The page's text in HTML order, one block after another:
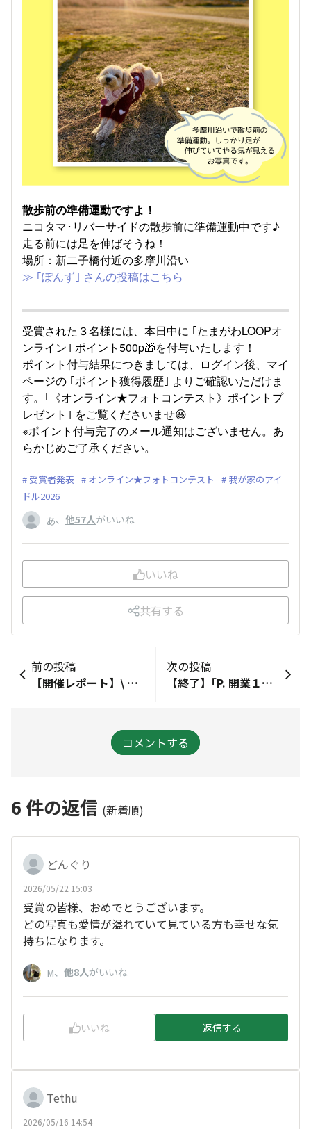
散歩前の準備運動ですよ！
ニコタマ･リバーサイドの散歩前に準備運動中です♪
走る前には足を伸ばそうね！
場所：新二子橋付近の多摩川沿い
≫ ｢ぽんず｣ さんの投稿はこちら
受賞された３名様には、本日中に ｢たまがわLOOPオ
ンライン｣ ポイント500p🎁を付与いたします！
ポイント付与結果につきましては、ログイン後、マイ
ページの ｢ポイント獲得履歴｣ よりご確認いただけま
す。｢《オンライン★フォトコンテスト》ポイントプ
レゼント｣ をご覧くださいませ😆
※ポイント付与完了のメール通知はございません。あ
らかじめご了承ください。
受賞者発表 オンライン★フォトコンテスト
我が家のアイ
ドル2026
あ、 他57人がいいね
いいね
共有する
前の投稿
【開催レポート】\ チョコ好き集まれ！/ 🍫チョコ試食会イベント
次の投稿
【終了】｢P. 開業１周年記念｣ × ｢たまがわLOOPオンライン｣ コラボ企画✨試食会イベント開催!!
コメントする
6 件の返信 (新着順)
どんぐり
2026/05/22 15:03
受賞の皆様、おめでとうございます。
どの写真も愛情が溢れていて見ている方も幸せな気
持ちになります。
M、 他8人がいいね
いいね 返信する
Tethu
2026/05/16 14:54